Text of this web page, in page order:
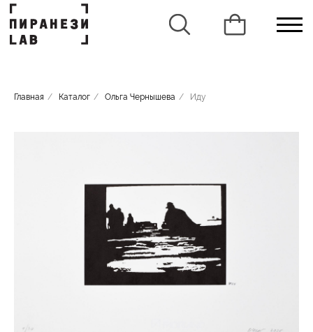
Главная / Каталог / Ольга Чернышева / Иду